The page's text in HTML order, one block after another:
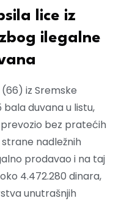
lice iz
ilegalne
(66) iz Sremske
bala duvana u listu,
bez pratećih
nadležnih
prodavao i na taj
4.472.280 dinara,
unutrašnjih